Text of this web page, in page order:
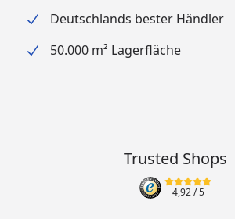
Deutschlands bester Händler
50.000 m² Lagerfläche
Trusted Shops
4,92/ 5